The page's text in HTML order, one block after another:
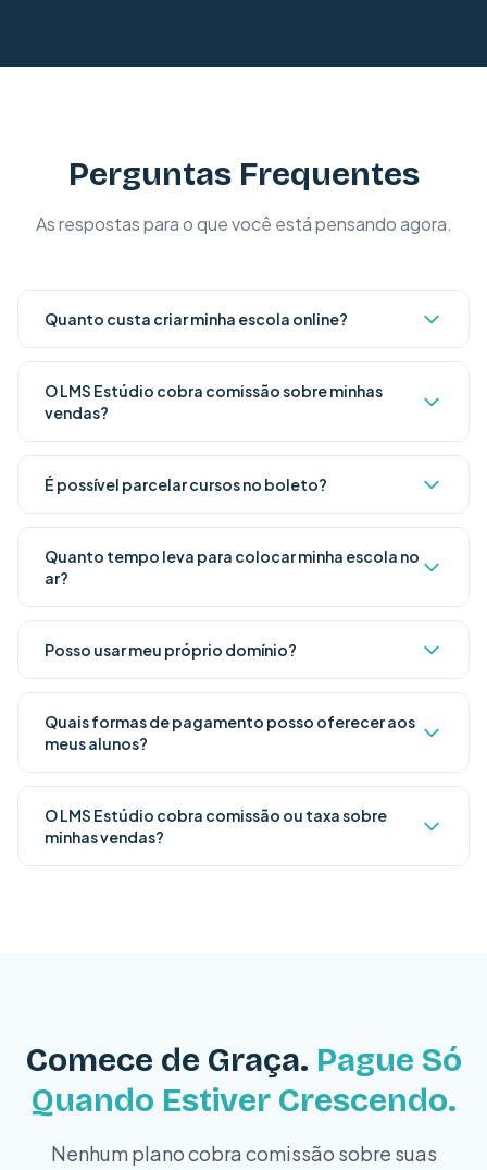
Perguntas Frequentes
As respostas para o que você está pensando agora.
Quanto custa criar minha escola online?
O LMS Estúdio cobra comissão sobre minhas
vendas?
É possível parcelar cursos no boleto?
Quanto tempo leva para colocar minha escola no
ar?
Posso usar meu próprio domínio?
Quais formas de pagamento posso oferecer aos
meus alunos?
O LMS Estúdio cobra comissão ou taxa sobre
minhas vendas?
Comece de Graça. Pague Só
Quando Estiver Crescendo.
Nenhum plano cobra comissão sobre suas